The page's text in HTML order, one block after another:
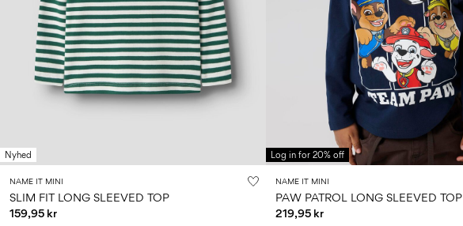
Nyhed
NAME IT MINI
SLIM FIT LONG SLEEVED TOP
159,95 kr
Log in for 20% off
NAME IT MINI
PAW PATROL LONG SLEEVED TOP
219,95 kr